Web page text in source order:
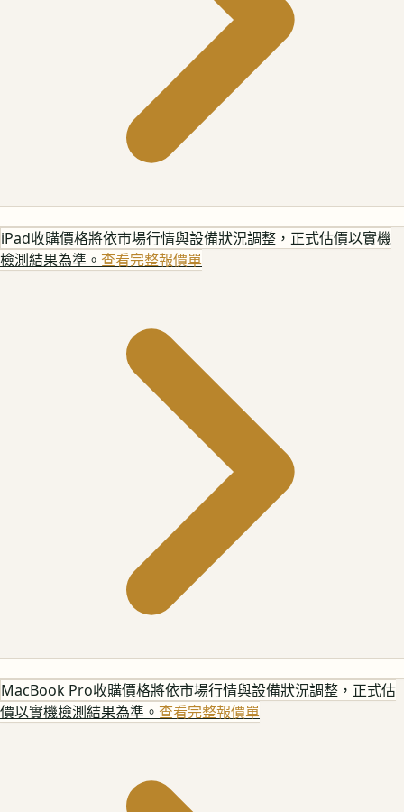
iPad收購價格將依市場行情與設備狀況調整，正式估價以實機
檢測結果為準。 查看完整報價單
MacBook Pro收購價格將依市場行情與設備狀況調整，正式估
價以實機檢測結果為準。 查看完整報價單